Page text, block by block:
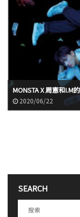
MONSTA X 周憲和I.M
2020/06/22
SEARCH